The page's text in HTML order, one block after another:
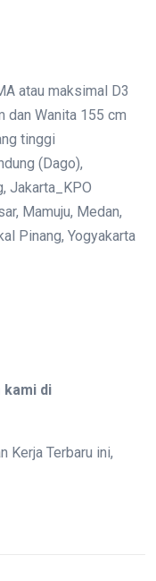
atau maksimal D3
dan Wanita 155 cm
tinggi
(Dago),
Jakarta_KPO
Mamuju, Medan,
Pinang, Yogyakarta
kami di
Kerja Terbaru ini,